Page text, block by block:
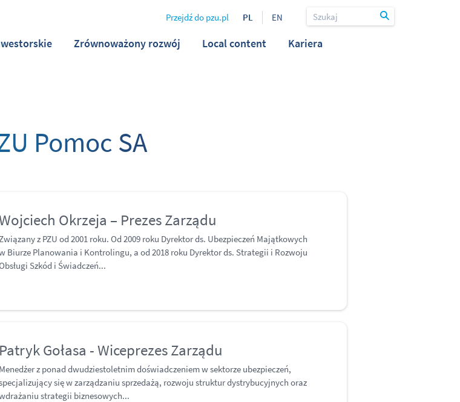
Zrównoważony rozwój Local content Kariera
Przejdź do pzu.pl PL EN
Pomoc SA
Okrzeja – Prezes Zarządu
z PZU od 2001 roku. Od 2009 roku Dyrektor ds. Ubezpieczeń Majątkowych
Biurze Planowania i Kontrolingu, a od 2018 roku Dyrektor ds. Strategii i Rozwoju
Szkód i Świadczeń...
Patryk Gołasa - Wiceprezes Zarządu
Menedżer z ponad dwudziestoletnim doświadczeniem w sektorze ubezpieczeń,
się w zarządzaniu sprzedażą, rozwoju struktur dystrybucyjnych oraz
strategii biznesowych...